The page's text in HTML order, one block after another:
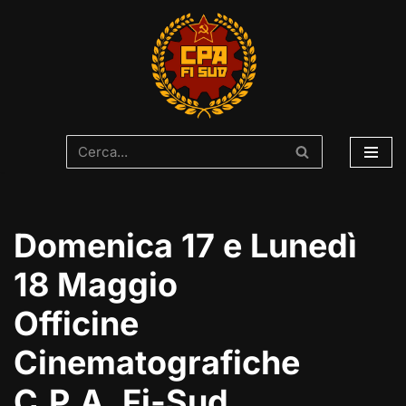
Domenica 17 e Lunedì
18 Maggio
Officine
Cinematografiche